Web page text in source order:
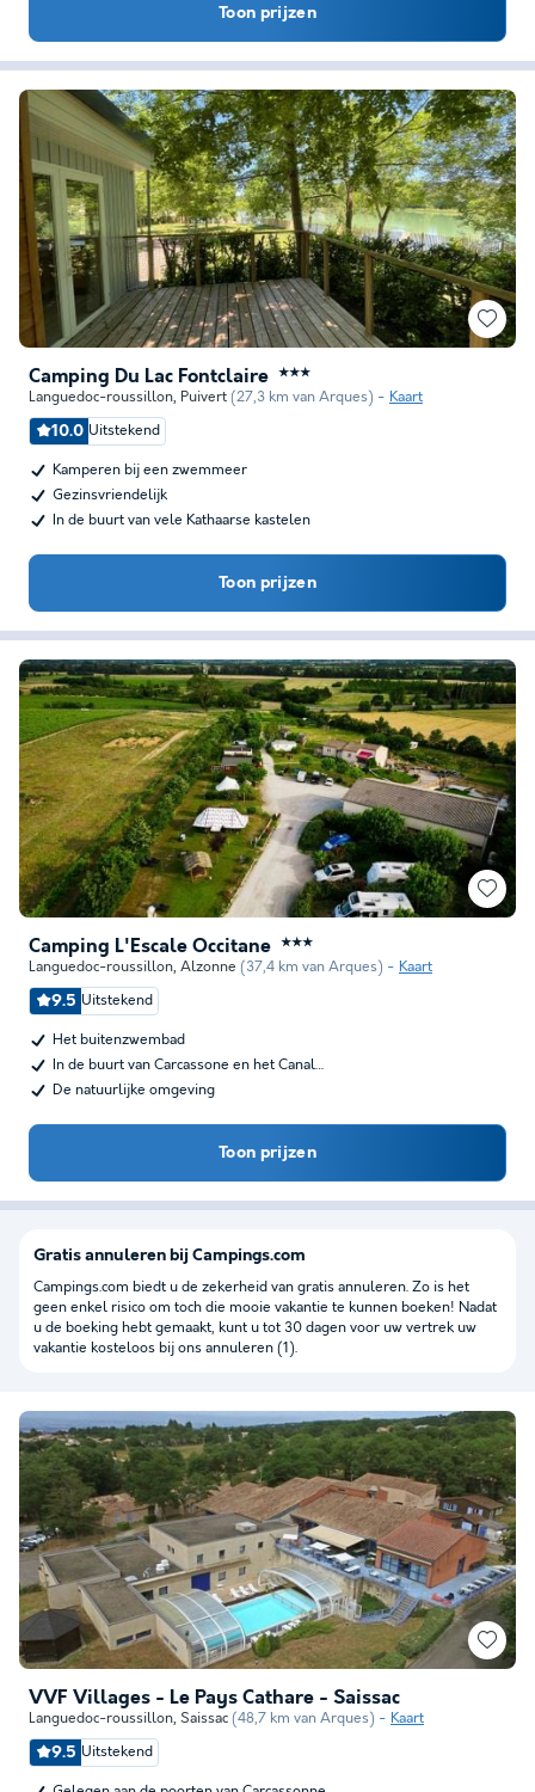
Toon prijzen
Camping Du Lac Fontclaire ★★★
Languedoc-roussillon, Puivert (27,3 km van Arques) Kaart
10.0 Uitstekend
Kamperen bij een zwemmeer
Gezinsvriendelijk
In de buurt van vele Kathaarse kastelen
Toon prijzen
Camping L'Escale Occitane ★★★
Languedoc-roussillon, Alzonne (37,4 km van Arques) Kaart
9.5 Uitstekend
Het buitenzwembad
In de buurt van Carcassone en het Canal…
De natuurlijke omgeving
Toon prijzen
VVF Villages - Le Pays Cathare - Saissac
Languedoc-roussillon, Saissac (48,7 km van Arques) Kaart
9.5 Uitstekend
Gratis annuleren bij Campings.com
Campings.com biedt u de zekerheid van gratis annuleren. Zo is het
geen enkel risico om toch die mooie vakantie te kunnen boeken! Nadat
u de boeking hebt gemaakt, kunt u tot 30 dagen voor uw vertrek uw
vakantie kosteloos bij ons annuleren (1).